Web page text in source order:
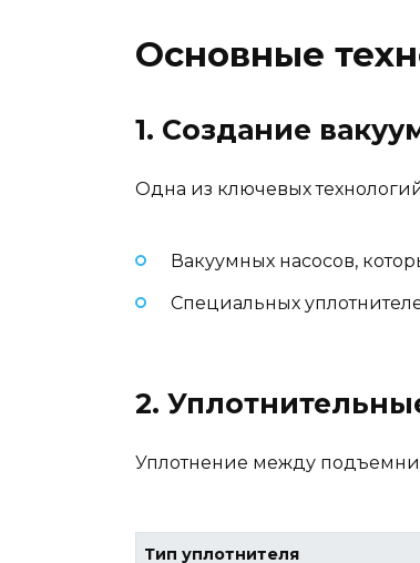
Основные
1. Создание
Одна из ключевых
Вакуумных насосов,
Специальных
2.
Уплотнение между
Тип уплотнителя